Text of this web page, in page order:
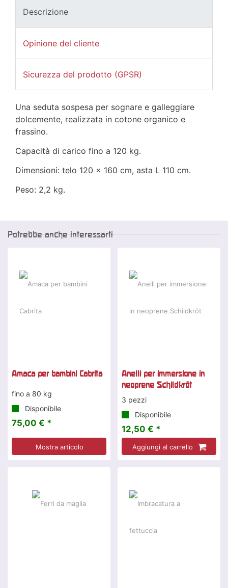
Descrizione
Opinione del cliente
Sicurezza del prodotto (GPSR)
Una seduta sospesa per sognare e galleggiare
dolcemente, realizzata in cotone organico e
frassino.
Capacità di carico fino a 120 kg.
Dimensioni: telo 120 x 160 cm, asta L 110 cm.
Peso: 2,2 kg.
Potrebbe anche interessarti
Amaca per bambini Cabrita
fino a 80 kg
Disponibile
75,00 € *
Mostra articolo
Anelli per immersione in
neoprene Schildkröt
3 pezzi
Disponibile
12,50 € *
Aggiungi al carrello